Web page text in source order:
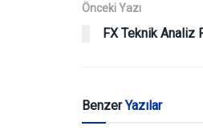
Önceki Yazı
FX Teknik Analiz
BenzerYazılar